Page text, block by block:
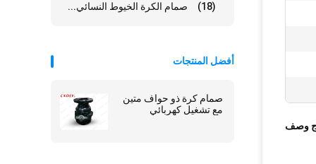
صمام الكرة الخيوط النسائي... (18)
أفضل المنتجات
صمام كرة ذو حواف متين
مع تشغيل كهربائي
وصف